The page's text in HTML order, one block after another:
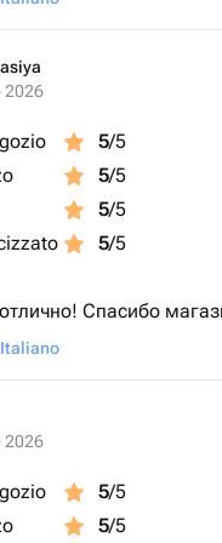
2026
5/5
5/5
5/5
5/5
Спасибо
2026
5/5
5/5